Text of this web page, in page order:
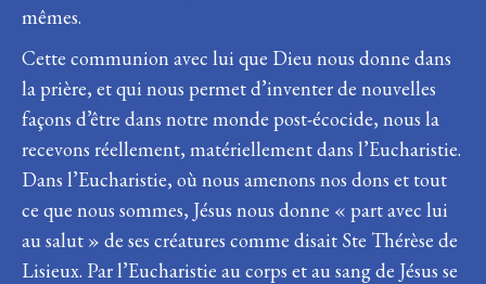
mêmes.
Cette communion avec lui que Dieu nous donne dans
la prière, et qui nous permet d’inventer de nouvelles
façons d’être dans notre monde post-écocide, nous la
recevons réellement, matériellement dans l’Eucharistie.
Dans l’Eucharistie, où nous amenons nos dons et tout
ce que nous sommes, Jésus nous donne « part avec lui
au salut » de ses créatures comme disait Ste Thérèse de
Lisieux. Par l’Eucharistie au corps et au sang de Jésus se